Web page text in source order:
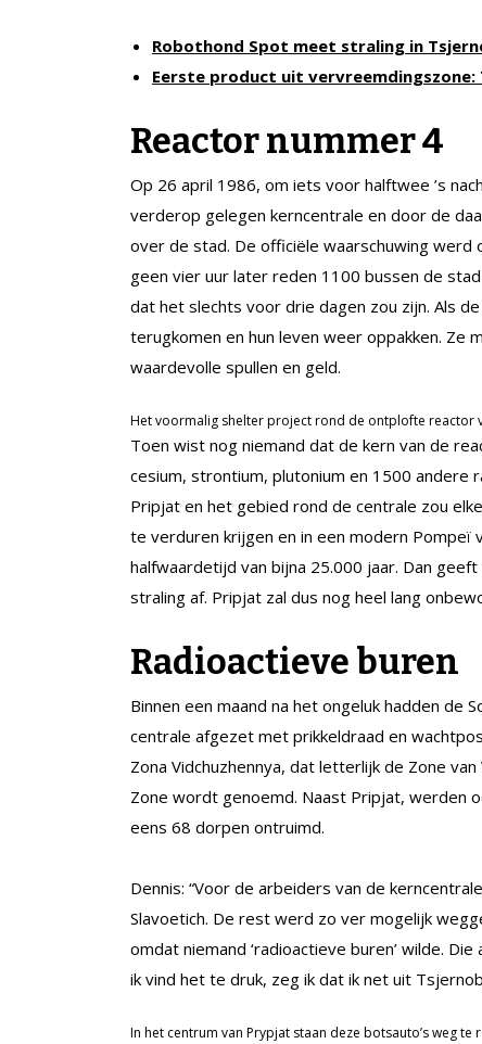
Robothond Spot meet straling in
Eerste product uit
Reactor nummer 4
Op 26 april 1986, om iets voor halftwee ’s
verderop gelegen kerncentrale en door de
over de stad. De officiële waarschuwing werd
geen vier uur later reden 1100 bussen de
dat het slechts voor drie dagen zou zijn. Als
terugkomen en hun leven weer oppakken. Ze
waardevolle spullen en geld.
Het voormalig shelter project rond de ontplofte reactor
Toen wist nog niemand dat de kern van de
cesium, strontium, plutonium en 1500
Pripjat en het gebied rond de centrale zou
te verduren krijgen en in een modern Pompeï
halfwaardetijd van bijna 25.000 jaar. Dan
straling af. Pripjat zal dus nog heel lang
Radioactieve buren
Binnen een maand na het ongeluk hadden
centrale afgezet met prikkeldraad en
Zona Vidchuzhennya, dat letterlijk de Zone
Zone wordt genoemd. Naast Pripjat, werden
eens 68 dorpen ontruimd.
Dennis: “Voor de arbeiders van de
Slavoetich. De rest werd zo ver mogelijk
omdat niemand ‘radioactieve buren’ wilde.
ik vind het te druk, zeg ik dat ik net uit
In het centrum van Prypjat staan deze botsauto’s weg te